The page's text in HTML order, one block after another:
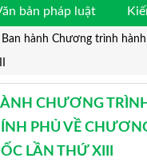
bản pháp luật
Ban hành Chương trình
CHƯƠNG
PHỦ VỀ
LẦN THỨ XIII